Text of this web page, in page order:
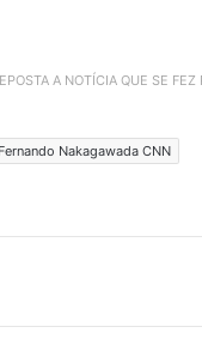
A NOTÍCIA QUE SE
Nakagawada CNN